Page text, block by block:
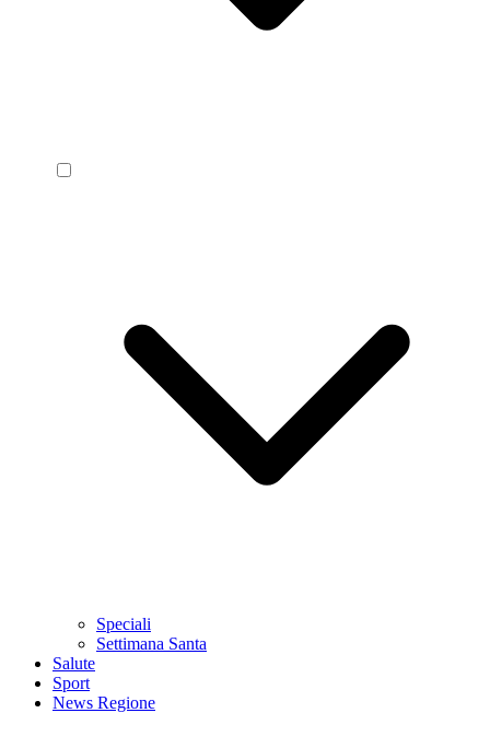
Speciali
Settimana Santa
Salute
Sport
News Regione